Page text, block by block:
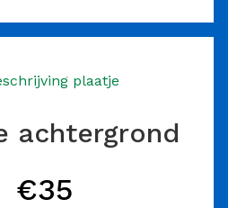
achtergrond
€35